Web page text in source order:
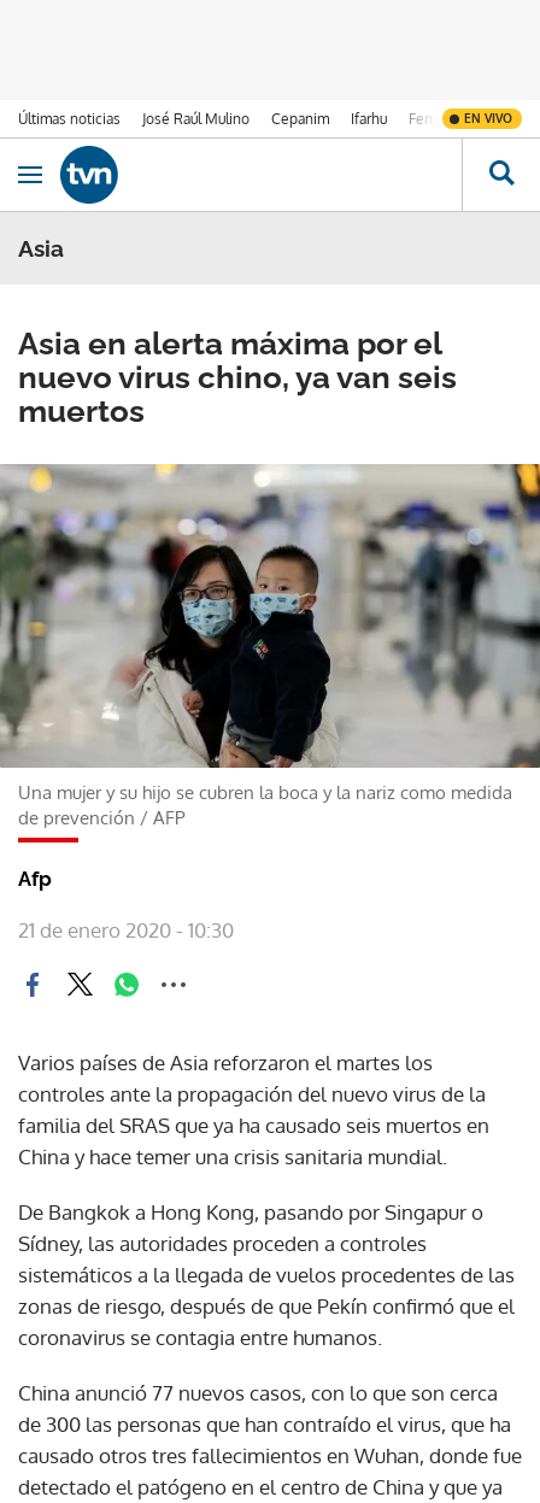
Últimas noticias José Raúl Mulino Cepanim Ifarhu Fenómeno de El
EN VIVO
Ir al contenido
Obrir navegació
Asia
Asia en alerta máxima por el
nuevo virus chino, ya van seis
muertos
Una mujer y su hijo se cubren la boca y la nariz como medida
de prevención / AFP
Afp
21 de enero 2020 - 10:30
Varios países de Asia reforzaron el martes los
controles ante la propagación del nuevo virus de la
familia del SRAS que ya ha causado seis muertos en
China y hace temer una crisis sanitaria mundial.
De Bangkok a Hong Kong, pasando por Singapur o
Sídney, las autoridades proceden a controles
sistemáticos a la llegada de vuelos procedentes de las
zonas de riesgo, después de que Pekín confirmó que el
coronavirus se contagia entre humanos.
China anunció 77 nuevos casos, con lo que son cerca
de 300 las personas que han contraído el virus, que ha
causado otros tres fallecimientos en Wuhan, donde fue
detectado el patógeno en el centro de China y que ya